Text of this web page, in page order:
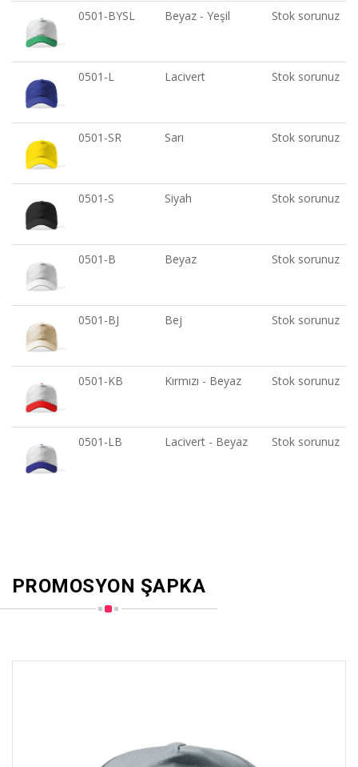
0501-BYSL Beyaz - Yeşil Stok sorunuz
0501-L Lacivert Stok sorunuz
0501-SR Sarı Stok sorunuz
0501-S Siyah Stok sorunuz
0501-B Beyaz Stok sorunuz
0501-BJ Bej Stok sorunuz
0501-KB Kırmızı - Beyaz Stok sorunuz
0501-LB Lacivert - Beyaz Stok sorunuz
PROMOSYON ŞAPKA